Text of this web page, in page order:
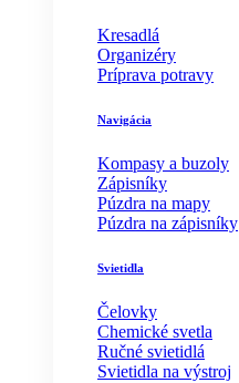
Kresadlá
Organizéry
Príprava potravy
Navigácia
Kompasy a buzoly
Zápisníky
Púzdra na mapy
Púzdra na zápisníky
Svietidla
Čelovky
Chemické svetla
Ručné svietidlá
Svietidla na výstroj